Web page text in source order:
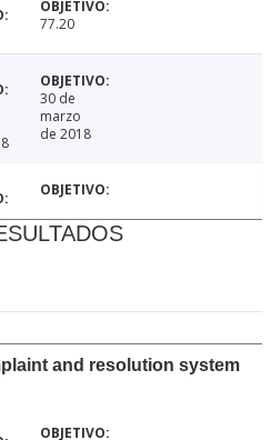
77.20
30 de
marzo
de 2018
and resolution system